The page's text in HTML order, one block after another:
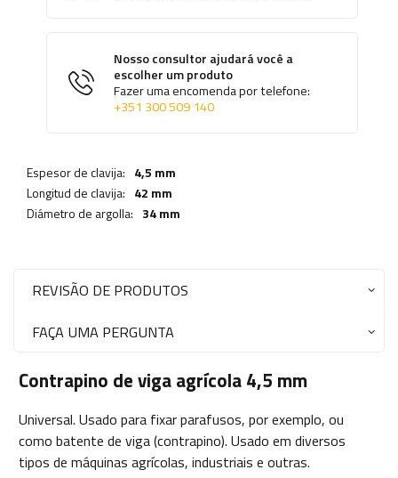
Nosso consultor ajudará você a
escolher um produto
Fazer uma encomenda por telefone:
+351 300 509 140
Espesor de clavija: 4,5 mm
Longitud de clavija: 42 mm
Diámetro de argolla: 34 mm
REVISÃO DE PRODUTOS
FAÇA UMA PERGUNTA
Contrapino de viga agrícola 4,5 mm
Universal. Usado para fixar parafusos, por exemplo, ou
como batente de viga (contrapino). Usado em diversos
tipos de máquinas agrícolas, industriais e outras.